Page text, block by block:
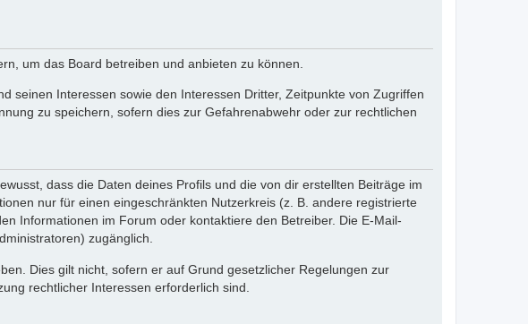
um das Board betreiben und anbieten zu können.
seinen Interessen sowie den Interessen Dritter, Zeitpunkte von Zugriffen
zu speichern, sofern dies zur Gefahrenabwehr oder zur rechtlichen
dass die Daten deines Profils und die von dir erstellten Beiträge im
nur für einen eingeschränkten Nutzerkreis (z. B. andere registrierte
Informationen im Forum oder kontaktiere den Betreiber. Die E-Mail-
zugänglich.
Dies gilt nicht, sofern er auf Grund gesetzlicher Regelungen zur
rechtlicher Interessen erforderlich sind.